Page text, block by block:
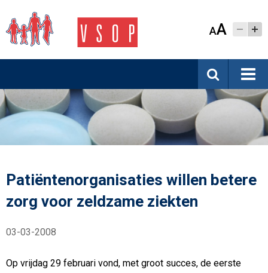
AA
Patiëntenorganisaties willen betere
zorg voor zeldzame ziekten
03-03-2008
Op vrijdag 29 februari vond, met groot succes, de eerste